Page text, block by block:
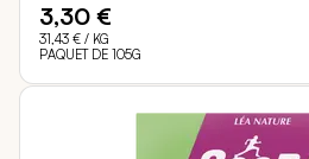
3,30 €
31,43 € / KG
PAQUET DE 105G